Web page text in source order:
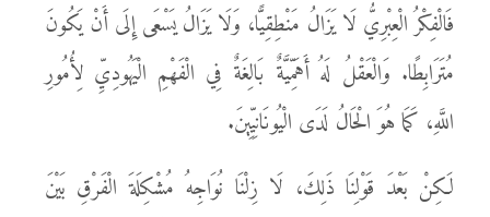
فَالْفِكْرُ الْعِبْرِيُّ لَا يَزَالُ مَنْطِقِيًّا، وَلَا يَزَالُ يَسْعَى إِلَى أَنْ يَكُونَ
مُتَرَابِطًا. وَالْعَقْلُ لَهُ أَهَمِّيَّةٌ بَالِغَةٌ فِي الْفَهْمِ الْيَهُودِيِّ لِأُمُورِ
اللَّهِ، كَمَا هُوَ الْحَالُ لَدَى الْيُونَانِيِّينَ.
لَكِنْ بَعْدَ قَوْلِنَا ذَلِكَ، لَا زِلْنَا نُوَاجِهُ مُشْكِلَةَ الْفَرْقِ بَيْنَ